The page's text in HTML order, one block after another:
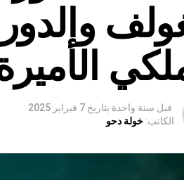
قبل سنة واحدة بتاريخ 7 فبراير 2025
الكاتب: خولة دحو